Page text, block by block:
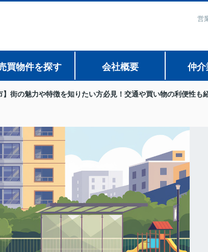
営
買物件を探す 会社概要 仲介
】街の魅力や特徴を知りたい方必見！交通や買い物の利便性も